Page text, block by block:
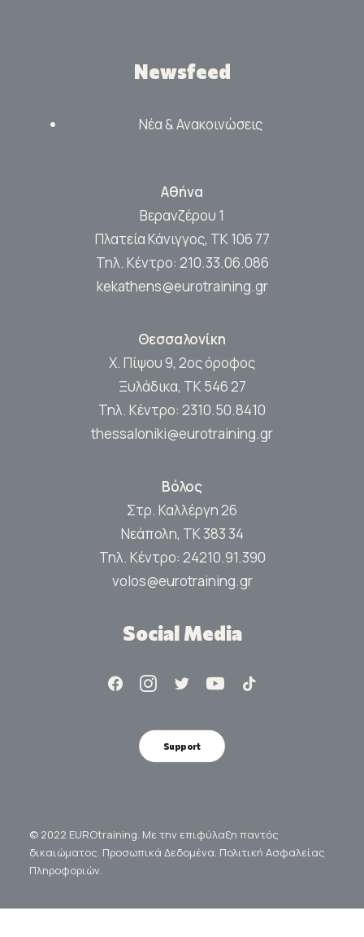
Newsfeed
Νέα & Ανακοινώσεις
Αθήνα
Βερανζέρου 1
Πλατεία Κάνιγγος, ΤΚ 106 77
Τηλ. Κέντρο: 210.33.06.086
kekathens@eurotraining.gr
Θεσσαλονίκη
Χ. Πίψου 9, 2ος όροφος
Ξυλάδικα, ΤΚ 546 27
Τηλ. Κέντρο: 2310.50.8410
thessaloniki@eurotraining.gr
Βόλος
Στρ. Καλλέργη 26
Νεάπολη, ΤΚ 383 34
Τηλ. Κέντρο: 24210.91.390
volos@eurotraining.gr
Social Media
Support
© 2022 EUROtraining. Με την επιφύλαξη παντός
δικαιώματος. Προσωπικά Δεδομένα. Πολιτική Ασφαλείας
Πληροφοριών.